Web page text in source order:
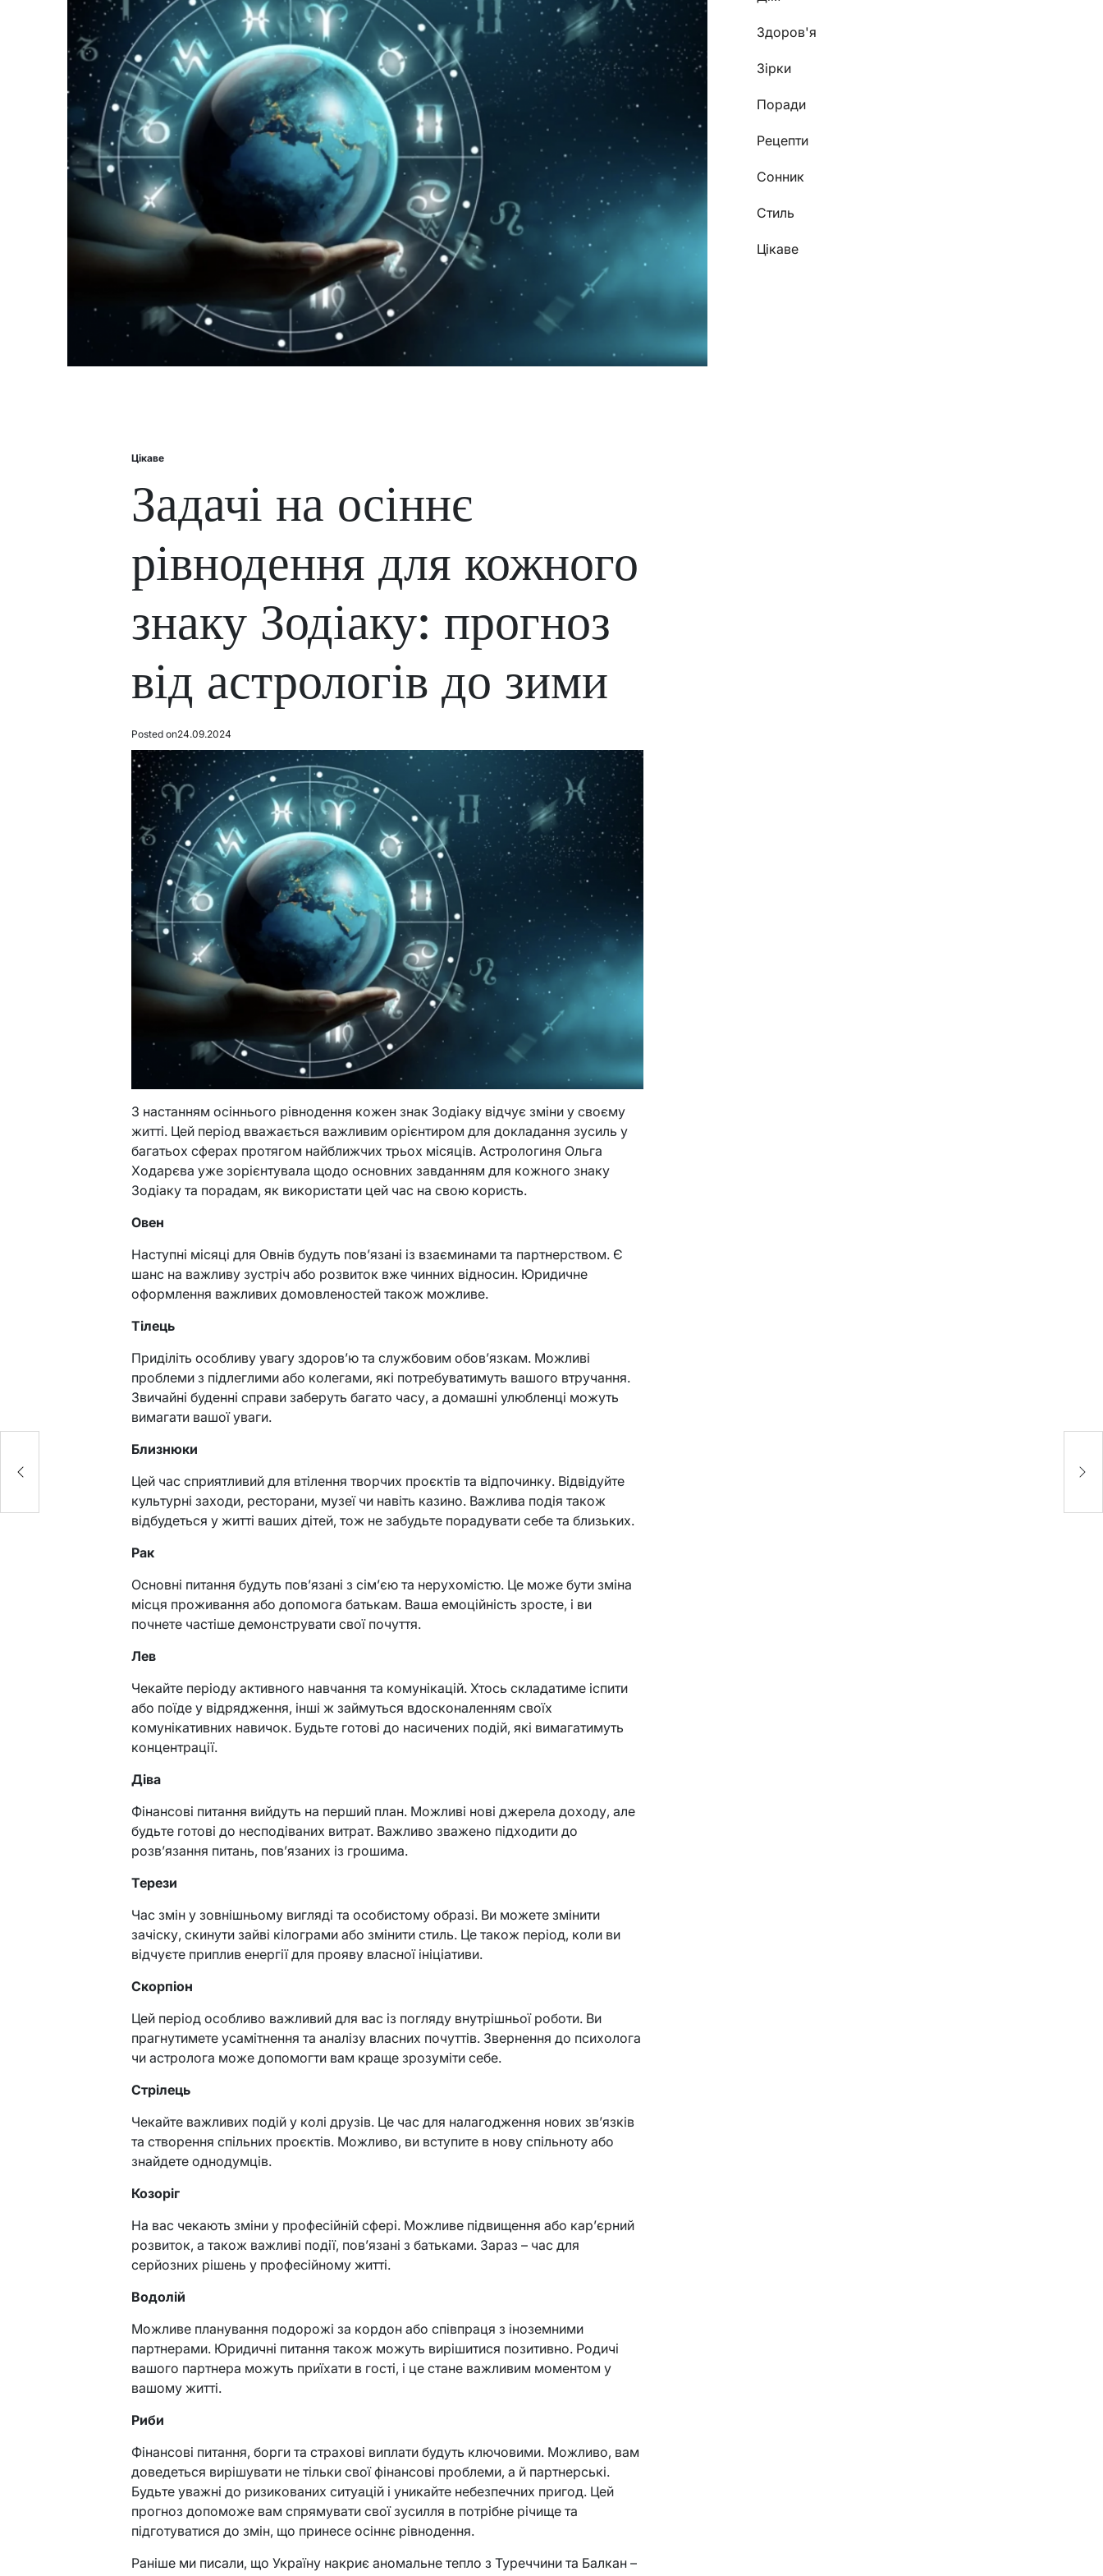
Posted
Цікаве
Задачі на осіннє
рівнодення для кожного
знаку Зодіаку: прогноз
від астрологів до зими
Posted on24.09.2024
З настанням осіннього рівнодення кожен знак Зодіаку відчує зміни у своєму
житті. Цей період вважається важливим орієнтиром для докладання зусиль у
багатьох сферах протягом найближчих трьох місяців. Астрологиня Ольга
Ходарєва уже зорієнтувала щодо основних завданням для кожного знаку
Зодіаку та порадам, як використати цей час на свою користь.
Овен
Наступні місяці для Овнів будуть пов’язані із взаєминами та партнерством. Є
шанс на важливу зустріч або розвиток вже чинних відносин. Юридичне
оформлення важливих домовленостей також можливе.
Тілець
Приділіть особливу увагу здоров’ю та службовим обов’язкам. Можливі
проблеми з підлеглими або колегами, які потребуватимуть вашого втручання.
Звичайні буденні справи заберуть багато часу, а домашні улюбленці можуть
вимагати вашої уваги.
Близнюки
Цей час сприятливий для втілення творчих проєктів та відпочинку. Відвідуйте
культурні заходи, ресторани, музеї чи навіть казино. Важлива подія також
відбудеться у житті ваших дітей, тож не забудьте порадувати себе та близьких.
Рак
Основні питання будуть пов’язані з сім’єю та нерухомістю. Це може бути зміна
місця проживання або допомога батькам. Ваша емоційність зросте, і ви
почнете частіше демонструвати свої почуття.
Лев
Чекайте періоду активного навчання та комунікацій. Хтось складатиме іспити
або поїде у відрядження, інші ж займуться вдосконаленням своїх
комунікативних навичок. Будьте готові до насичених подій, які вимагатимуть
концентрації.
Діва
Фінансові питання вийдуть на перший план. Можливі нові джерела доходу, але
будьте готові до несподіваних витрат. Важливо зважено підходити до
розв’язання питань, пов’язаних із грошима.
Терези
Час змін у зовнішньому вигляді та особистому образі. Ви можете змінити
зачіску, скинути зайві кілограми або змінити стиль. Це також період, коли ви
відчуєте приплив енергії для прояву власної ініціативи.
Скорпіон
Цей період особливо важливий для вас із погляду внутрішньої роботи. Ви
прагнутимете усамітнення та аналізу власних почуттів. Звернення до психолога
чи астролога може допомогти вам краще зрозуміти себе.
Стрілець
Чекайте важливих подій у колі друзів. Це час для налагодження нових зв’язків
та створення спільних проєктів. Можливо, ви вступите в нову спільноту або
знайдете однодумців.
Козоріг
На вас чекають зміни у професійній сфері. Можливе підвищення або кар’єрний
розвиток, а також важливі події, пов’язані з батьками. Зараз – час для
серйозних рішень у професійному житті.
Водолій
Можливе планування подорожі за кордон або співпраця з іноземними
партнерами. Юридичні питання також можуть вирішитися позитивно. Родичі
вашого партнера можуть приїхати в гості, і це стане важливим моментом у
вашому житті.
Риби
Фінансові питання, борги та страхові виплати будуть ключовими. Можливо, вам
доведеться вирішувати не тільки свої фінансові проблеми, а й партнерські.
Будьте уважні до ризикованих ситуацій і уникайте небезпечних пригод. Цей
прогноз допоможе вам спрямувати свої зусилля в потрібне річище та
підготуватися до змін, що принесе осіннє рівнодення.
Раніше ми писали, що Україну накриє аномальне тепло з Туреччини та Балкан –
Здоров'я
Зірки
Поради
Рецепти
Сонник
Стиль
Цікаве